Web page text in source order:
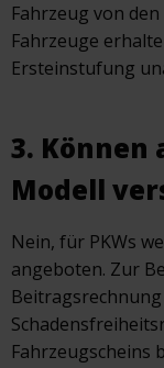
Fahrzeug von
Fahrzeuge
Ersteinstufung
3. Können
Modell
Nein, für PKWs
angeboten. Zur
Fahrzeugscheins